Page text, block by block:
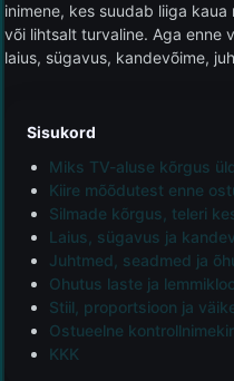
inimene, kes suudab liiga
või lihtsalt turvaline. Aga enne
laius, sügavus, kandevõime,
Sisukord
Miks TV-aluse kõrgus
Kiire mõõdutest enne
Silmade kõrgus, teleri
Laius, sügavus ja
Juhtmed, seadmed ja
Ohutus laste ja
Stiil, proportsioon ja
Ostueelne
KKK